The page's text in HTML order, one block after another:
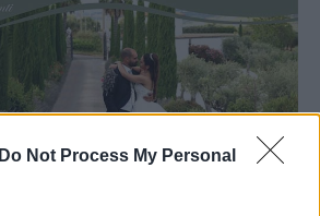
Do Not Process My Personal